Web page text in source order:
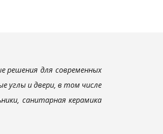
решения для современных
углы и двери, в том числе
санитарная керамика